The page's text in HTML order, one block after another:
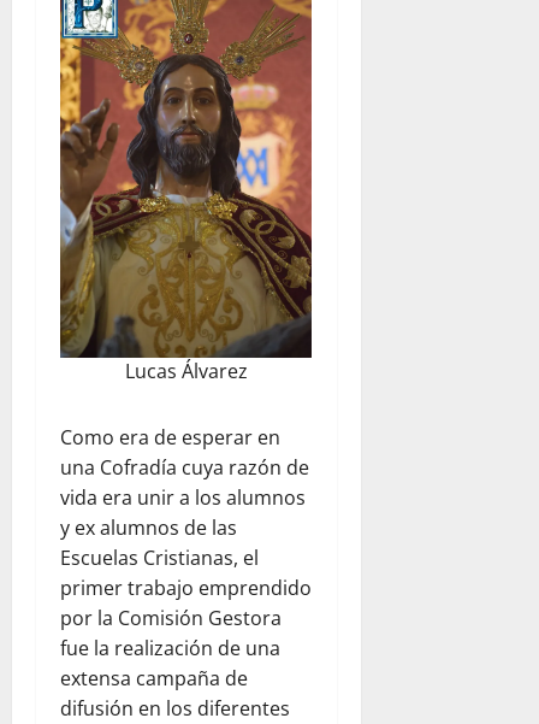
Lucas Álvarez
Como era de esperar en
una Cofradía cuya razón de
vida era unir a los alumnos
y ex alumnos de las
Escuelas Cristianas, el
primer trabajo emprendido
por la Comisión Gestora
fue la realización de una
extensa campaña de
difusión en los diferentes